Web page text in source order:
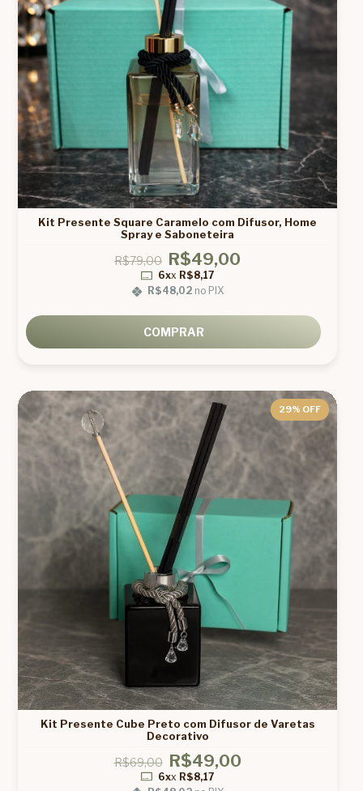
Kit Presente Square Caramelo com Difusor, Home
Spray e Saboneteira
R$79,00 R$49,00
6xx R$8,17
R$48,02no PIX
COMPRAR
29% OFF
Kit Presente Cube Preto com Difusor de Varetas
Decorativo
R$69,00 R$49,00
6xx R$8,17